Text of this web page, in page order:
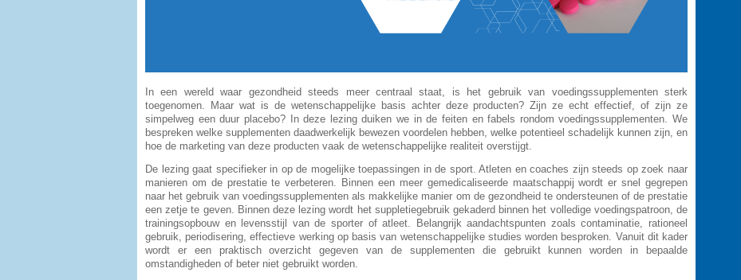
In een wereld waar gezondheid steeds meer centraal staat, is het gebruik van voedingssupplementen sterk
toegenomen. Maar wat is de wetenschappelijke basis achter deze producten? Zijn ze echt effectief, of zijn ze
simpelweg een duur placebo? In deze lezing duiken we in de feiten en fabels rondom voedingssupplementen. We
bespreken welke supplementen daadwerkelijk bewezen voordelen hebben, welke potentieel schadelijk kunnen zijn, en
hoe de marketing van deze producten vaak de wetenschappelijke realiteit overstijgt.
De lezing gaat specifieker in op de mogelijke toepassingen in de sport. Atleten en coaches zijn steeds op zoek naar
manieren om de prestatie te verbeteren. Binnen een meer gemedicaliseerde maatschappij wordt er snel gegrepen
naar het gebruik van voedingssupplementen als makkelijke manier om de gezondheid te ondersteunen of de prestatie
een zetje te geven. Binnen deze lezing wordt het suppletiegebruik gekaderd binnen het volledige voedingspatroon, de
trainingsopbouw en levensstijl van de sporter of atleet. Belangrijk aandachtspunten zoals contaminatie, rationeel
gebruik, periodisering, effectieve werking op basis van wetenschappelijke studies worden besproken. Vanuit dit kader
wordt er een praktisch overzicht gegeven van de supplementen die gebruikt kunnen worden in bepaalde
omstandigheden of beter niet gebruikt worden.